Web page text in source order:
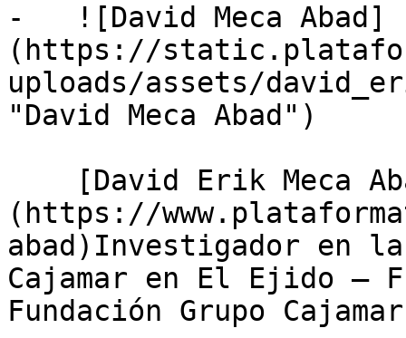
-   ![David Meca Abad]
(https://
uploads/assets/
"David Meca Abad")
(https://
abad)Investigador en
Cajamar en El Ejido —
Fundación Grupo Cajamar